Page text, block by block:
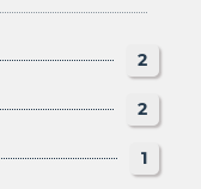
2
2
1